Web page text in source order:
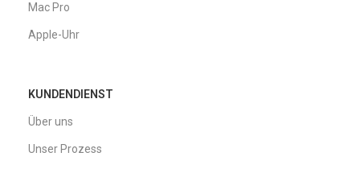
Mac Pro
Apple-Uhr
KUNDENDIENST
Über uns
Unser Prozess